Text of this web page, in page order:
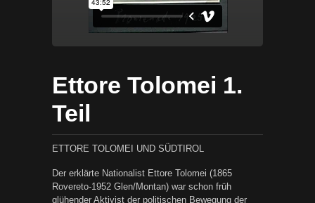
Ettore Tolomei 1.
Teil
ETTORE TOLOMEI UND SÜDTIROL
Der erklärte Nationalist Ettore Tolomei (1865
Rovereto-1952 Glen/Montan) war schon früh
glühender Aktivist der politischen Bewegung der